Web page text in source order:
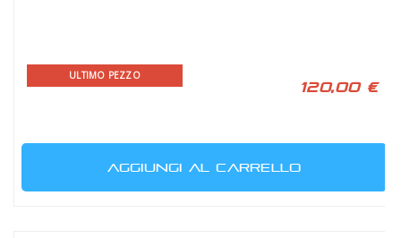
ULTIMO PEZZO
120,00 €
AGGIUNGI AL CARRELLO